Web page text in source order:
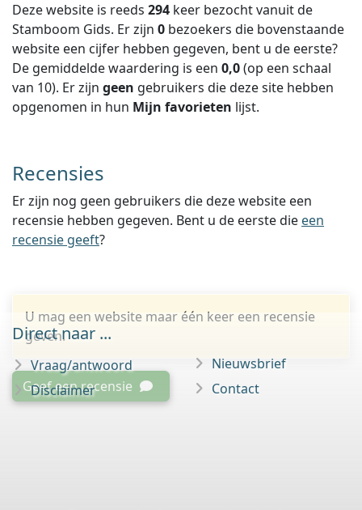
Deze website is reeds 294 keer bezocht vanuit de
Stamboom Gids. Er zijn 0 bezoekers die bovenstaande
website een cijfer hebben gegeven, bent u de eerste?
De gemiddelde waardering is een 0,0(op een schaal
van 10). Er zijn geen gebruikers die deze site hebben
opgenomen in hun Mijn favorieten lijst.
Recensies
Er zijn nog geen gebruikers die deze website een
recensie hebben gegeven. Bent u de eerste die een
recensie geeft?
U mag een website maar één keer een recensie
geven.
Geef een recensie
Direct naar ...
Vraag/antwoord
Disclaimer
Nieuwsbrief
Contact